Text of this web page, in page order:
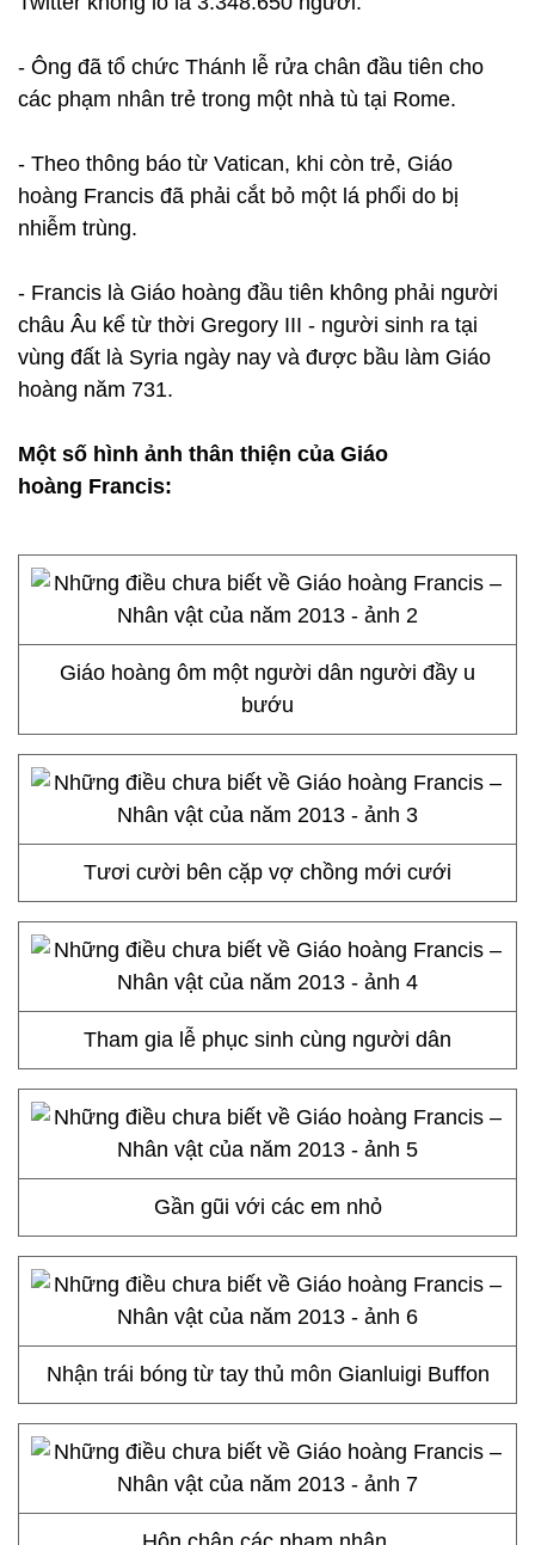
- Ông đã tổ chức Thánh lễ rửa chân đầu tiên cho
các phạm nhân trẻ trong một nhà tù tại Rome.
- Theo thông báo từ Vatican, khi còn trẻ, Giáo
hoàng Francis đã phải cắt bỏ một lá phổi do bị
nhiễm trùng.
- Francis là Giáo hoàng đầu tiên không phải người
châu Âu kể từ thời Gregory III - người sinh ra tại
vùng đất là Syria ngày nay và được bầu làm Giáo
hoàng năm 731.
Một số hình ảnh thân thiện của Giáo
hoàng Francis:
Giáo hoàng ôm một người dân người đầy u
bướu
Tươi cười bên cặp vợ chồng mới cưới
Tham gia lễ phục sinh cùng người dân
Gần gũi với các em nhỏ
Nhận trái bóng từ tay thủ môn Gianluigi Buffon